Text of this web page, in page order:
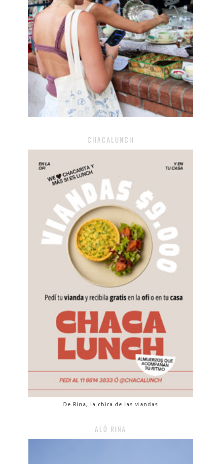
CHACALUNCH
De Rina, la chica de las viandas
ALÓ RINA